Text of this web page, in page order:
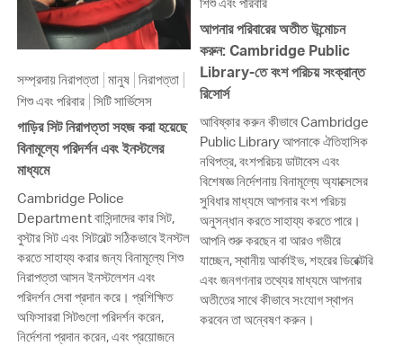
সম্প্রদায় নিরাপত্তা মানুষ নিরাপত্তা
শিশু এবং পরিবার সিটি সার্ভিসেস
গাড়ির সিট নিরাপত্তা সহজ করা হয়েছে
বিনামূল্যে পরিদর্শন এবং ইনস্টলের
মাধ্যমে
Cambridge Police
Department বাসিন্দাদের কার সিট,
বুস্টার সিট এবং সিটবেল্ট সঠিকভাবে ইনস্টল
করতে সাহায্য করার জন্য বিনামূল্যে শিশু
নিরাপত্তা আসন ইনস্টলেশন এবং
পরিদর্শন সেবা প্রদান করে। প্রশিক্ষিত
অফিসাররা সিটগুলো পরিদর্শন করেন,
নির্দেশনা প্রদান করেন, এবং প্রয়োজনে
আপনার পরিবারের অতীত উন্মোচন
করুন: Cambridge Public
Library-তে বংশ পরিচয় সংক্রান্ত
রিসোর্স
আবিষ্কার করুন কীভাবে Cambridge
Public Library আপনাকে ঐতিহাসিক
নথিপত্র, বংশপরিচয় ডাটাবেস এবং
বিশেষজ্ঞ নির্দেশনায় বিনামূল্যে অ্যাক্সেসের
সুবিধার মাধ্যমে আপনার বংশ পরিচয়
অনুসন্ধান করতে সাহায্য করতে পারে।
আপনি শুরু করছেন বা আরও গভীরে
যাচ্ছেন, স্থানীয় আর্কাইভ, শহরের ডিরেক্টরি
এবং জনগণনার তথ্যের মাধ্যমে আপনার
অতীতের সাথে কীভাবে সংযোগ স্থাপন
করবেন তা অন্বেষণ করুন।